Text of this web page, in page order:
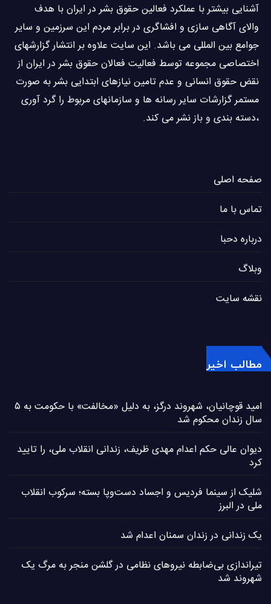
آشنایی بيشتر با عملکرد فعالین حقوق بشر در ایران با هدف
والاى آگاهى سازی و افشاگرى در برابر مردم این سرزمین و ساير
جوامع بین المللى می باشد. این سایت علاوه بر انتشار گزارشهای
اختصاصی مجموعه توسط فعاليت فعالان حقوق بشر در ایران از
نقض حقوق انسانی و عدم تامین نیازهای ابتدایی بشر به صورت
مستمر گزارشات سایر رسانه ها و سازمانهای مربوط را گرد آوری
،دسته بندی و باز نشر می كند.
صفحه اصلی
تماس با ما
درباره دحبا
وبلاگ
نقشه سایت
مطالب اخیر
امید قوچانیان، شهروند درگز، به دلیل «مخالفت» با حکومت به ۵
سال زندان محکوم شد
دیوان عالی حکم اعدام مهدی ظریف، زندانی انقلاب ملی، را تایید
کرد
شلیک از سینما فردیس و اجساد دست‌وپا بسته؛ سرکوب انقلاب
ملی در البرز
یک زندانی در زندان سمنان اعدام شد
تیراندازی بی‌ضابطه نیروهای نظامی در گلشن منجر به مرگ یک
شهروند شد